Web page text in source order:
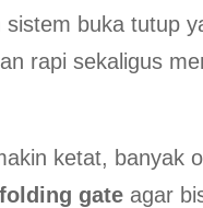
buka tutup
rapi sekaligus
ketat, banyak
gate agar